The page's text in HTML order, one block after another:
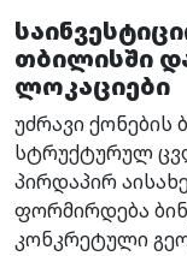
თბილისში
ლოკაციები
უძრავი
სტრუქტურულ
პირდაპირ
ფორმირდება
კონკრეტული